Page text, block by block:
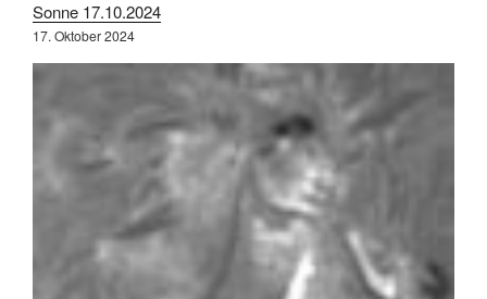
Sonne 17.10.2024
17. Oktober 2024